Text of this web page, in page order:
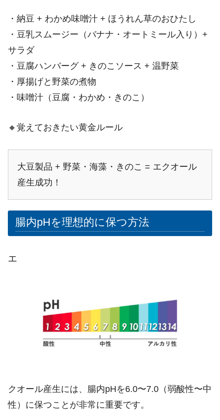
・納豆 + わかめ味噌汁 + ほうれん草のおひたし
・豆乳スムージー（バナナ・オートミール入り）+
サラダ
・豆腐ハンバーグ + きのこソース + 温野菜
・厚揚げと野菜の煮物
・味噌汁（豆腐・わかめ・きのこ）
🔸覚えておきたい黄金ルール
大豆製品 + 野菜・海藻・きのこ = エクオール
産生成功！
腸内pHを理想的に保つ方法
エ
クオール産生には、腸内pHを6.0〜7.0（弱酸性〜中
性）に保つことが非常に重要です。